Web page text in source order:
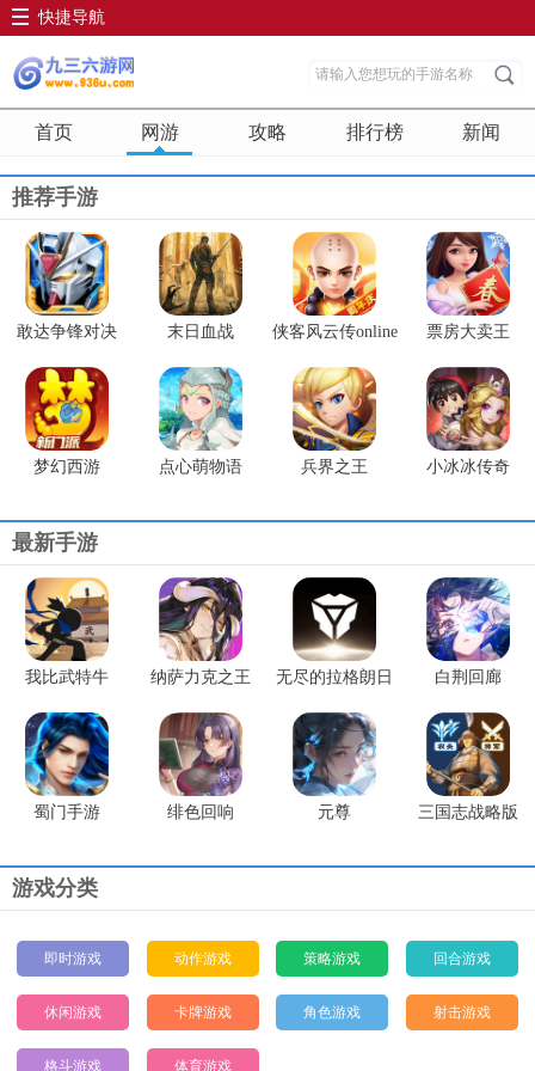
快捷导航
首页 网游 攻略 排行榜 新闻
推荐手游
敢达争锋对决 末日血战 侠客风云传online 票房大卖王
梦幻西游 点心萌物语 兵界之王 小冰冰传奇
最新手游
我比武特牛 纳萨力克之王 无尽的拉格朗日 白荆回廊
蜀门手游 绯色回响 元尊 三国志战略版
游戏分类
即时游戏 动作游戏 策略游戏 回合游戏
休闲游戏 卡牌游戏 角色游戏 射击游戏
格斗游戏 体育游戏